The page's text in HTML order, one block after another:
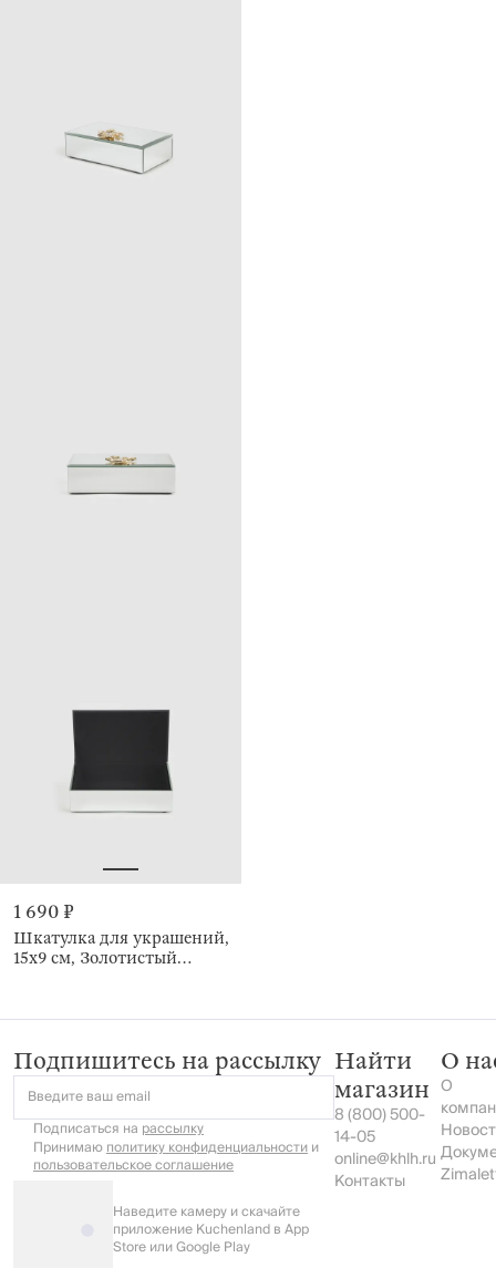
1 690 ₽
Шкатулка для украшений,
15х9 см, Золотистый
Подпишитесь на рассылку
Введите ваш email
Подписаться на рассылку
Принимаюполитику конфиденциальностии
пользовательское соглашение
Наведите камеру и скачайте
приложение Kuchenland в App
Store или Google Play
Найти
магазин
8 (800) 500-
14-05
online@khlh.ru
Контакты
О
О